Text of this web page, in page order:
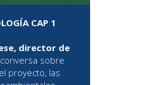
CAP 1
director de
conversa sobre
proyecto, las